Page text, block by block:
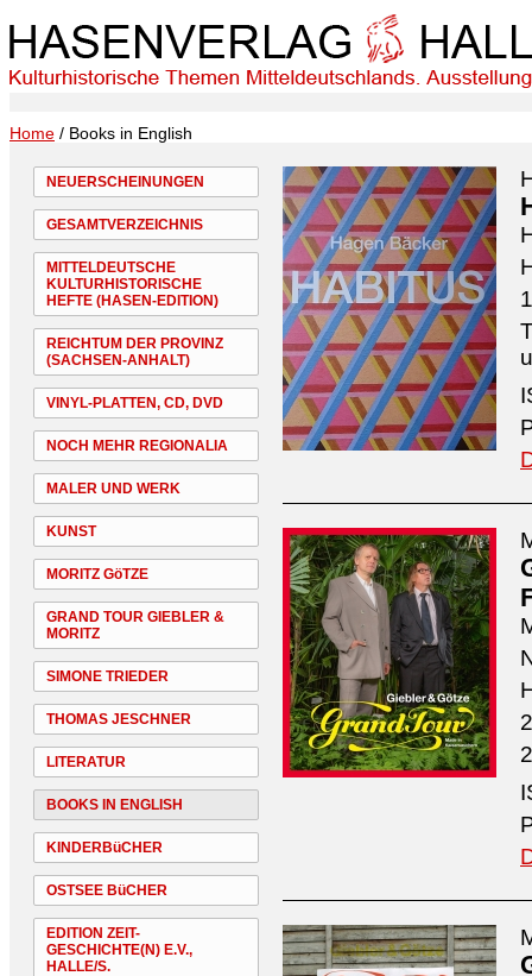
Home / Books in English
NEUERSCHEINUNGEN
GESAMTVERZEICHNIS
MITTELDEUTSCHE
KULTURHISTORISCHE
HEFTE (HASEN-EDITION)
REICHTUM DER PROVINZ
(SACHSEN-ANHALT)
VINYL-PLATTEN, CD, DVD
NOCH MEHR REGIONALIA
MALER UND WERK
KUNST
MORITZ GöTZE
GRAND TOUR GIEBLER &
MORITZ
SIMONE TRIEDER
THOMAS JESCHNER
LITERATUR
BOOKS IN ENGLISH
KINDERBüCHER
OSTSEE BüCHER
EDITION ZEIT-
GESCHICHTE(N) E.V.,
HALLE/S.